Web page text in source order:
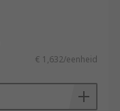
€ 1,632/eenheid